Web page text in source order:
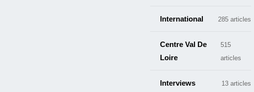
International 285 articles
Centre Val De
Loire
515
articles
Interviews 13 articles